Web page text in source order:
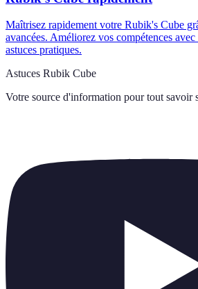
Maîtrisez rapidement votre Rubik's Cube
avancées. Améliorez vos compétences
astuces pratiques.
Astuces Rubik Cube
Votre source d'information pour tout savoir